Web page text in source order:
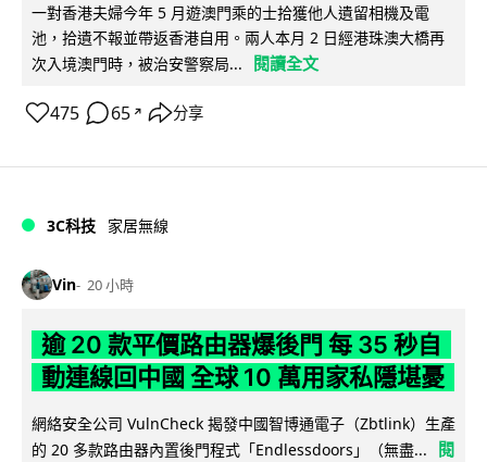
一對香港夫婦今年 5 月遊澳門乘的士拾獲他人遺留相機及電
池，拾遺不報並帶返香港自用。兩人本月 2 日經港珠澳大橋再
次入境澳門時，被治安警察局...
閱讀全文
475 65 ↗ 分享
3C科技 家居無線
Vin 20 小時
逾 20 款平價路由器爆後門 每 35 秒自
動連線回中國 全球 10 萬用家私隱堪憂
網絡安全公司 VulnCheck 揭發中國智博通電子（Zbtlink）生產
的 20 多款路由器內置後門程式「Endlessdoors」（無盡...
閱